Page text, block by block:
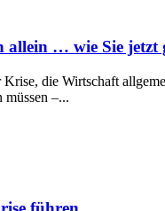
allein … wie Sie jetzt
die Wirtschaft
–...